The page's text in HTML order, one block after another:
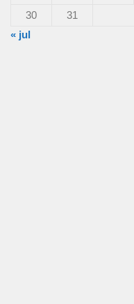
30
31
« jul